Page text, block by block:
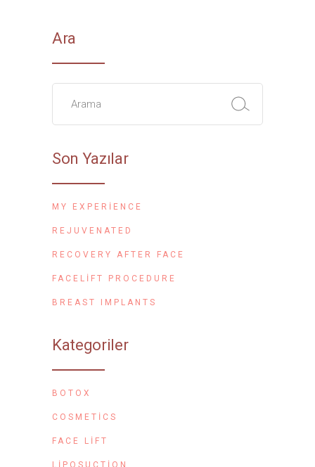
Ara
Son Yazılar
MY EXPERIENCE
REJUVENATED
RECOVERY AFTER FACE
FACELIFT PROCEDURE
BREAST IMPLANTS
Kategoriler
BOTOX
COSMETICS
FACE LIFT
LIPOSUCTION